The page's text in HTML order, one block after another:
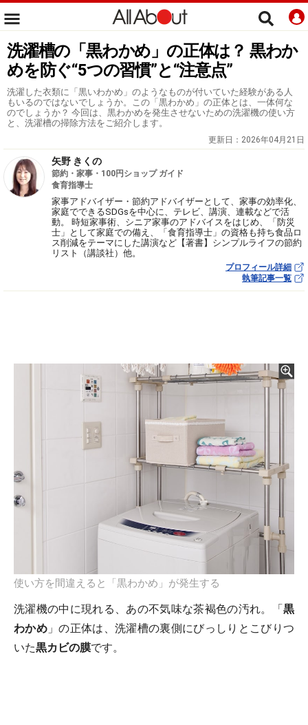
洗濯槽の「黒わかめ」の正体は？ 黒わか
めを防ぐ“5つの習慣”と“注意点”
洗濯した衣類に「黒いわかめ」のようなものが付いていた経験がある人
もいるのではないでしょうか。この「黒わかめ」の正体とは、一体何な
のでしょうか？ 今回は、黒わかめを発生させないための洗濯機の使い方
と、洗濯槽の掃除方法をご紹介します。
更新日： 2026年04月21日
矢野 きくの
節約・家事・100円ショップ ガイド
食育指導士
家事アドバイザー・節約アドバイザーとして、家事の効率化、
家庭でできるSDGsを中心に、テレビ、講演、連載などで活
動。 時短家事術、シニア家事のアドバイスをはじめ、「防災
士」として家庭での備え、「食育指導士」の資格も持ち食品ロ
ス削減をテーマにした講演など【著書】シンプルライフの節約
リスト（講談社）他。
プロフィール詳細
執筆記事一覧
使い方を間違えると「黒わかめ」が発生する
洗濯機の中に現れる、あの不気味な茶褐色の汚れ。「黒
わかめ 」の正体は、洗濯槽の裏側にびっしりとこびりつ
いた黒カビの膜です。